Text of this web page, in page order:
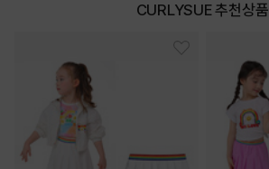
CURLYSUE 추천상품